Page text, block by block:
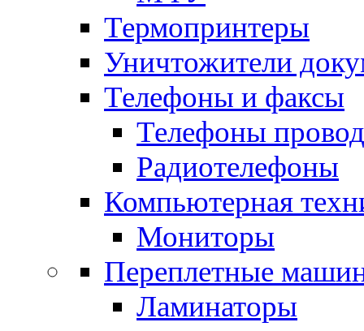
Термопринтеры
Уничтожители
Телефоны и факсы
Телефоны
Радиотелефоны
Компьютерная
Мониторы
Переплетные
Ламинаторы